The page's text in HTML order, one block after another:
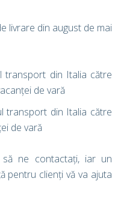
livrare din august de mai
transport din Italia către
de vară
transport din Italia către
de vară
ne contactați, iar un
pentru clienți vă va ajuta